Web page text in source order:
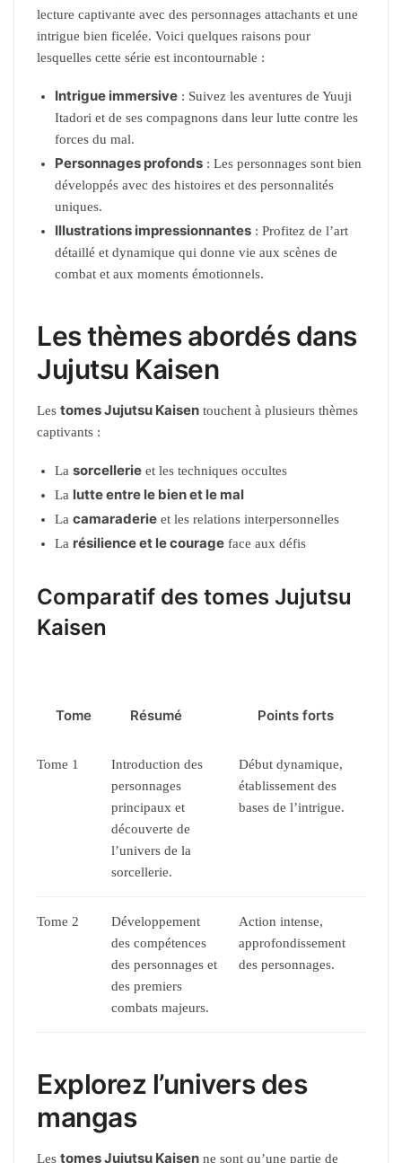
lecture captivante avec des personnages attachants et une
intrigue bien ficelée. Voici quelques raisons pour
lesquelles cette série est incontournable :
Intrigue immersive : Suivez les aventures de Yuuji
Itadori et de ses compagnons dans leur lutte contre les
forces du mal.
Personnages profonds : Les personnages sont bien
développés avec des histoires et des personnalités
uniques.
Illustrations impressionnantes : Profitez de l’art
détaillé et dynamique qui donne vie aux scènes de
combat et aux moments émotionnels.
Les thèmes abordés dans
Jujutsu Kaisen
Les tomes Jujutsu Kaisen touchent à plusieurs thèmes
captivants :
La sorcellerie et les techniques occultes
La lutte entre le bien et le mal
La camaraderie et les relations interpersonnelles
La résilience et le courage face aux défis
Comparatif des tomes Jujutsu
Kaisen
Tome Résumé Points forts
Tome 1
Introduction des
personnages
principaux et
découverte de
l’univers de la
sorcellerie.
Début dynamique,
établissement des
bases de l’intrigue.
Tome 2
Développement
des compétences
des personnages et
des premiers
combats majeurs.
Action intense,
approfondissement
des personnages.
Explorez l’univers des
mangas
Les tomes Jujutsu Kaisen ne sont qu’une partie de